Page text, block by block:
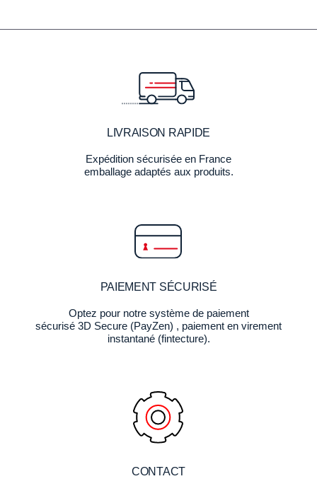
LIVRAISON RAPIDE
Expédition sécurisée en France
emballage adaptés aux produits.
PAIEMENT SÉCURISÉ
Optez pour notre système de paiement
sécurisé 3D Secure (PayZen) , paiement en virement
instantané (fintecture).
CONTACT